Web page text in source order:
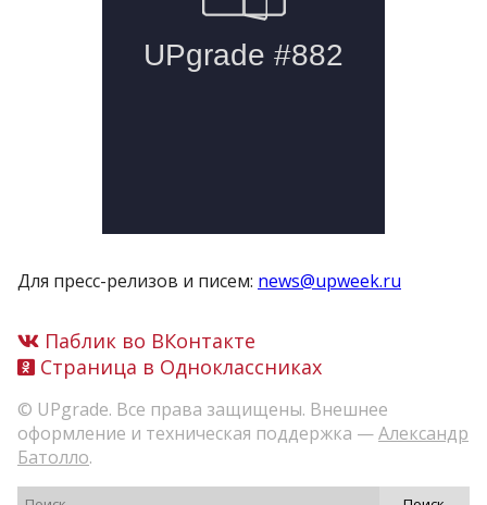
Для пресс-релизов и писем: news@upweek.ru
Паблик во ВКонтакте
Страница в Одноклассниках
© UPgrade. Все права защищены. Внешнее
оформление и техническая поддержка —Александр
Батолло.